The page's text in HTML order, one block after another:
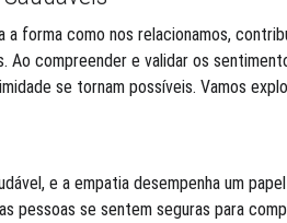
forma como nos relacionamos,
Ao compreender e validar os
se tornam possíveis. Vamos
e a empatia desempenha um
pessoas se sentem seguras para